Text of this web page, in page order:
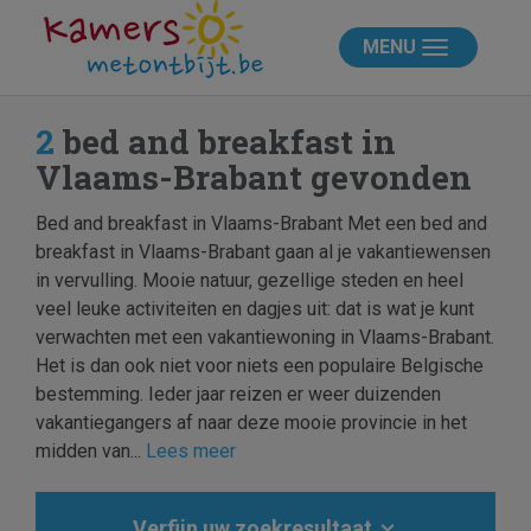
MENU
2 bed and breakfast in
Vlaams-Brabant gevonden
Bed and breakfast in Vlaams-Brabant Met een bed and
breakfast in Vlaams-Brabant gaan al je vakantiewensen
in vervulling. Mooie natuur, gezellige steden en heel
veel leuke activiteiten en dagjes uit: dat is wat je kunt
verwachten met een vakantiewoning in Vlaams-Brabant.
Het is dan ook niet voor niets een populaire Belgische
bestemming. Ieder jaar reizen er weer duizenden
vakantiegangers af naar deze mooie provincie in het
midden van... Lees meer